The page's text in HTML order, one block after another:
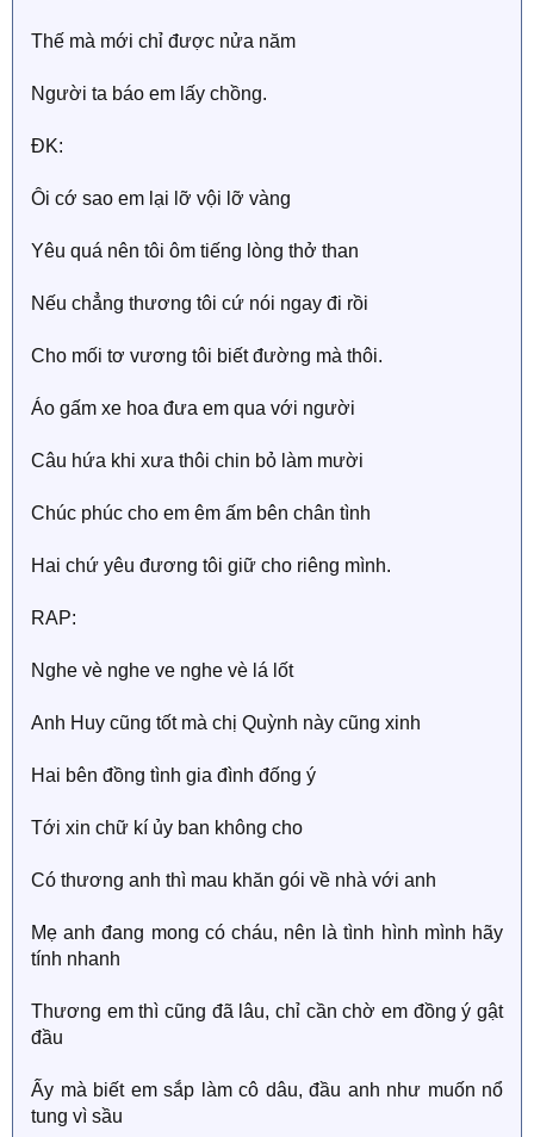
Thế mà mới chỉ được nửa năm
Người ta báo em lấy chồng.
ĐK:
Ôi cớ sao em lại lỡ vội lỡ vàng
Yêu quá nên tôi ôm tiếng lòng thở than
Nếu chẳng thương tôi cứ nói ngay đi rồi
Cho mối tơ vương tôi biết đường mà thôi.
Áo gấm xe hoa đưa em qua với người
Câu hứa khi xưa thôi chin bỏ làm mười
Chúc phúc cho em êm ấm bên chân tình
Hai chứ yêu đương tôi giữ cho riêng mình.
RAP:
Nghe vè nghe ve nghe vè lá lốt
Anh Huy cũng tốt mà chị Quỳnh này cũng xinh
Hai bên đồng tình gia đình đống ý
Tới xin chữ kí ủy ban không cho
Có thương anh thì mau khăn gói về nhà với anh
Mẹ anh đang mong có cháu, nên là tình hình mình hãy
tính nhanh
Thương em thì cũng đã lâu, chỉ cần chờ em đồng ý gật
đầu
Ấy mà biết em sắp làm cô dâu, đầu anh như muốn nổ
tung vì sầu